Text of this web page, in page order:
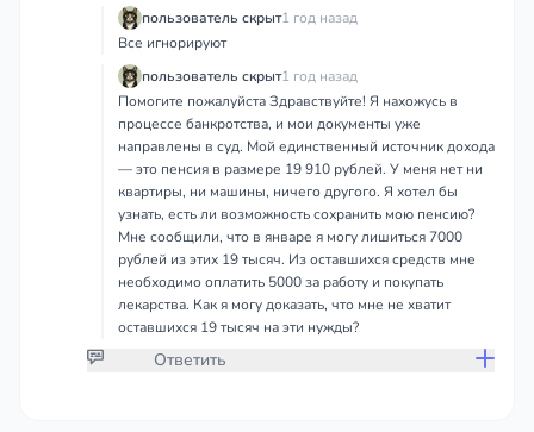
пользователь скрыт1 год назад
Все игнорируют
пользователь скрыт1 год назад
Помогите пожалуйста Здравствуйте! Я нахожусь в
процессе банкротства, и мои документы уже
направлены в суд. Мой единственный источник дохода
— это пенсия в размере 19 910 рублей. У меня нет ни
квартиры, ни машины, ничего другого. Я хотел бы
узнать, есть ли возможность сохранить мою пенсию?
Мне сообщили, что в январе я могу лишиться 7000
рублей из этих 19 тысяч. Из оставшихся средств мне
необходимо оплатить 5000 за работу и покупать
лекарства. Как я могу доказать, что мне не хватит
оставшихся 19 тысяч на эти нужды?
Ответить